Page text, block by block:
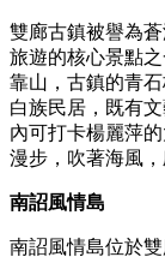
雙廊古鎮被譽為
旅遊的核心景點
靠山，古鎮的青
白族民居，既有
內可打卡楊麗萍
漫步，吹著海風
南詔風情島
南詔風情島位於